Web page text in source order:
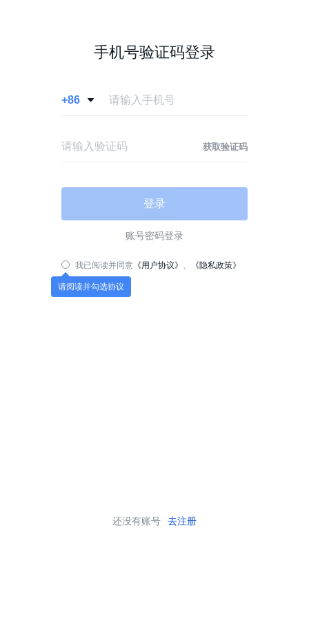
手机号验证码登录
+86 
获取验证码
登录
账号密码登录
我已阅读并同意 《用户协议》 《隐私政策》
请阅读并勾选协议
还没有账号 去注册